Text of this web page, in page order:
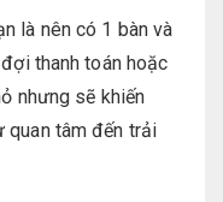
là nên có 1 bàn và
thanh toán hoặc
nhưng sẽ khiến
quan tâm đến trải